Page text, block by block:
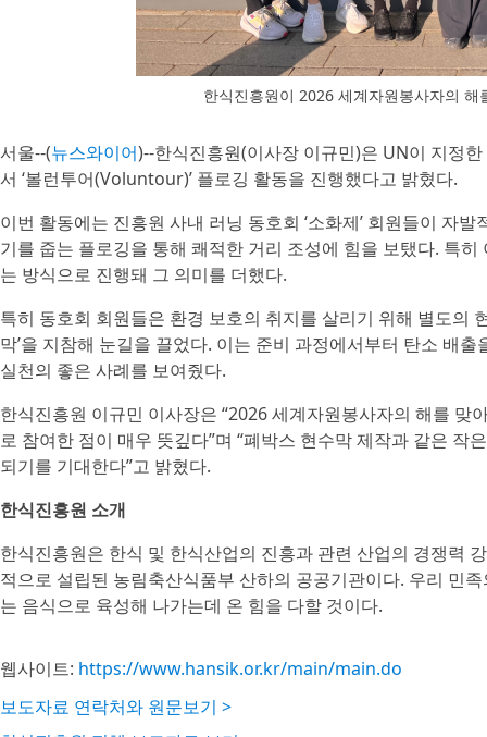
한식진흥원이 2026 세계자원봉사자의 해
서울--(뉴스와이어)--한식진흥원(이사장 이규민)은 UN이 지정
서 ‘볼런투어(Voluntour)’ 플로깅 활동을 진행했다고 밝혔다.
이번 활동에는 진흥원 사내 러닝 동호회 ‘소화제’ 회원들이 자
기를 줍는 플로깅을 통해 쾌적한 거리 조성에 힘을 보탰다. 특
는 방식으로 진행돼 그 의미를 더했다.
특히 동호회 회원들은 환경 보호의 취지를 살리기 위해 별도의
막’을 지참해 눈길을 끌었다. 이는 준비 과정에서부터 탄소 배
실천의 좋은 사례를 보여줬다.
한식진흥원 이규민 이사장은 “2026 세계자원봉사자의 해를
로 참여한 점이 매우 뜻깊다”며 “폐박스 현수막 제작과 같은
되기를 기대한다”고 밝혔다.
한식진흥원 소개
한식진흥원은 한식 및 한식산업의 진흥과 관련 산업의 경쟁력
적으로 설립된 농림축산식품부 산하의 공공기관이다. 우리 민
는 음식으로 육성해 나가는데 온 힘을 다할 것이다.
웹사이트: https://www.hansik.or.kr/main/main.do
보도자료 연락처와 원문보기 >